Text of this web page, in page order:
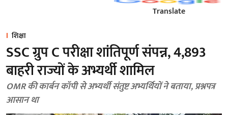
Translate
शिक्षा
SSC ग्रुप C परीक्षा शांतिपूर्ण संपन्न, 4,893
बाहरी राज्यों के अभ्यर्थी शामिल
OMR की कार्बन कॉपी से अभ्यर्थी संतुष्ट अभ्यर्थियों ने बताया, प्रश्नपत्र
आसान था